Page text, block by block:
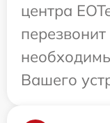
центра
Вашего